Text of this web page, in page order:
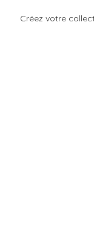
Créez votre